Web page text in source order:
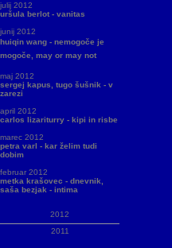
julij 2012
uršula berlot - vanitas
junij 2012
huiqin wang - nemogoče je
mogoče, may or may not
maj 2012
sergej kapus, tugo šušnik - v
zarezi
april 2012
carlos lizariturry - kipi in risbe
marec 2012
petra varl - kar želim tudi
dobim
februar 2012
metka krašovec - dnevnik,
saša bezjak - intima
2012
2011